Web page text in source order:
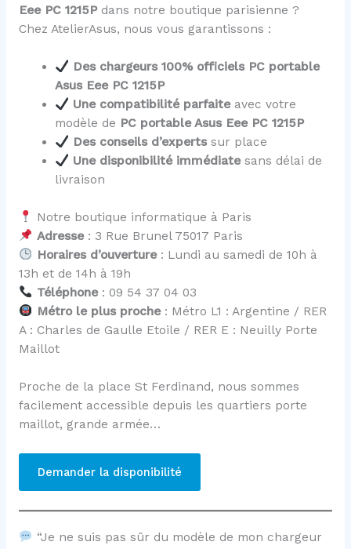
Eee PC 1215Pdans notre boutique parisienne ?
Chez AtelierAsus, nous vous garantissons :
Des chargeurs 100% officiels PC portable
Asus Eee PC 1215P
Une compatibilité parfaiteavec votre
modèle de PC portable Asus Eee PC 1215P
Des conseils d’expertssur place
Une disponibilité immédiatesans délai de
livraison
Notre boutique informatique à Paris
Adresse: 3 Rue Brunel 75017 Paris
Horaires d’ouverture: Lundi au samedi de 10h à
13h et de 14h à 19h
Téléphone: 09 54 37 04 03
Métro le plus proche: Métro L1 : Argentine / RER
A : Charles de Gaulle Etoile / RER E : Neuilly Porte
Maillot
Proche de la place St Ferdinand, nous sommes
facilement accessible depuis les quartiers porte
maillot, grande armée…
Demander la disponibilité
“Je ne suis pas sûr du modèle de mon chargeur